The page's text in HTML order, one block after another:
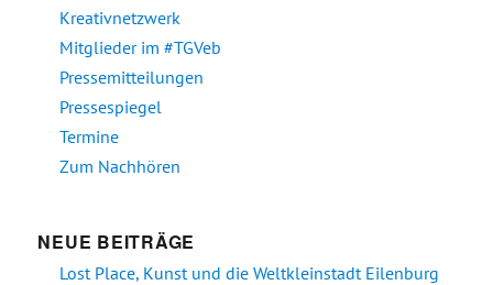
Kreativnetzwerk
Mitglieder im #TGVeb
Pressemitteilungen
Pressespiegel
Termine
Zum Nachhören
NEUE BEITRÄGE
Lost Place, Kunst und die Weltkleinstadt Eilenburg